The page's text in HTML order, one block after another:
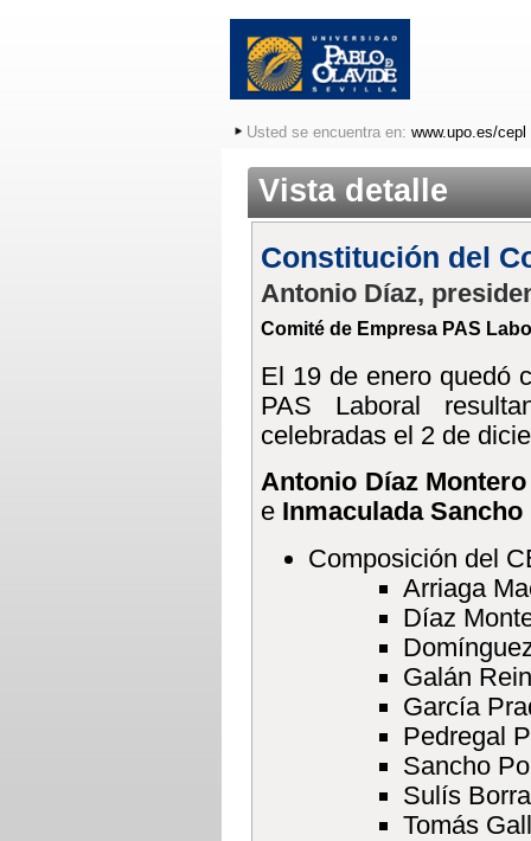
Usted se encuentra en: www.upo.es/cepl
Vista detalle
Constitución del
Antonio Díaz,
Comité de Empresa PAS
El 19 de enero quedó
PAS Laboral
celebradas el 2 de
Antonio Díaz Montero
e Inmaculada
Composición del
Arriaga
Díaz
Galán
García
Pedregal
Sancho
Sulís
Tomás